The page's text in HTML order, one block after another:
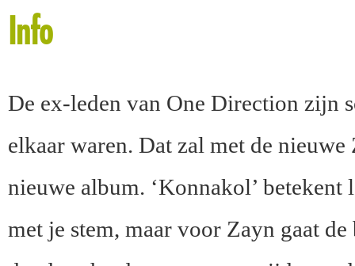
Info
De ex-leden van One Direction zijn
elkaar waren. Dat zal met de
nieuwe album. ‘Konnakol’
met je stem, maar voor Zayn gaat